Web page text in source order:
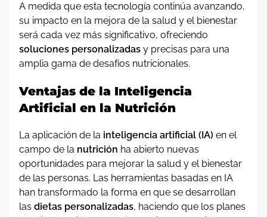
A medida que esta tecnología continúa avanzando,
su impacto en la mejora de la salud y el bienestar
será cada vez más significativo, ofreciendo
soluciones personalizadas y precisas para una
amplia gama de desafíos nutricionales.
Ventajas de la Inteligencia
Artificial en la Nutrición
La aplicación de la inteligencia artificial (IA) en el
campo de la nutrición ha abierto nuevas
oportunidades para mejorar la salud y el bienestar
de las personas. Las herramientas basadas en IA
han transformado la forma en que se desarrollan
las dietas personalizadas, haciendo que los planes